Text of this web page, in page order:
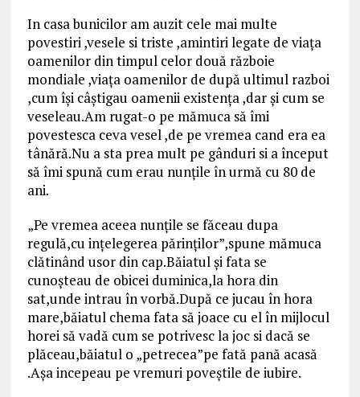
In casa bunicilor am auzit cele mai multe
povestiri ,vesele si triste ,amintiri legate de viaţa
oamenilor din timpul celor două războie
mondiale ,viaţa oamenilor de după ultimul razboi
,cum îşi câştigau oamenii existenţa ,dar şi cum se
veseleau.Am rugat-o pe mămuca să îmi
povestesca ceva vesel ,de pe vremea cand era ea
tânără.Nu a sta prea mult pe gânduri si a început
să îmi spună cum erau nunţile în urmă cu 80 de
ani.
„Pe vremea aceea nunţile se făceau dupa
regulă,cu inţelegerea părinţilor”,spune mămuca
clătinând usor din cap.Băiatul şi fata se
cunoşteau de obicei duminica,la hora din
sat,unde intrau în vorbă.După ce jucau în hora
mare,băiatul chema fata să joace cu el în mijlocul
horei să vadă cum se potrivesc la joc si dacă se
plăceau,băiatul o „petrecea”pe fată pană acasă
.Aşa incepeau pe vremuri poveştile de iubire.